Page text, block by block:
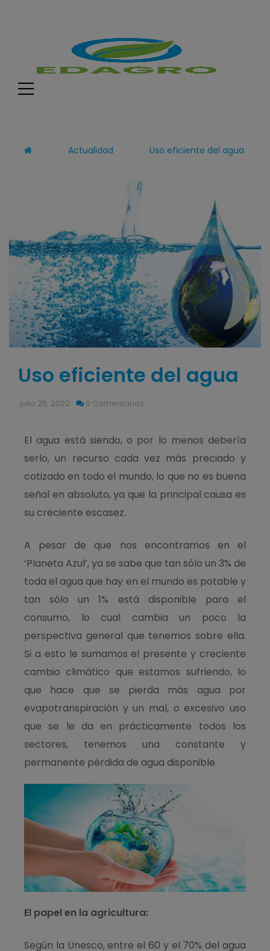
Menú
Actualidad Uso eficiente del agua
Uso eficiente del agua
julio 26, 2022 0 Comentarios
El agua está siendo, o por lo menos debería
serlo, un recurso cada vez más preciado y
cotizado en todo el mundo, lo que no es buena
señal en absoluto, ya que la principal causa es
su creciente escasez.
A pesar de que nos encontramos en el
‘Planeta Azul’, ya se sabe que tan sólo un 3% de
toda el agua que hay en el mundo es potable y
tan sólo un 1% está disponible para el
consumo, lo cual cambia un poco la
perspectiva general que tenemos sobre ella.
Si a esto le sumamos el presente y creciente
cambio climático que estamos sufriendo, lo
que hace que se pierda más agua por
evapotranspiración y un mal, o excesivo uso
que se le da en prácticamente todos los
sectores, tenemos una constante y
permanente pérdida de agua disponible.
El papel en la agricultura:
Según la Unesco, entre el 60 y el 70% del agua